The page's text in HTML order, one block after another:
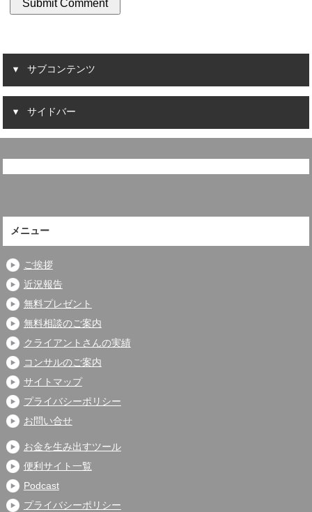
サブコンテンツ
サイドバー
メニュー
ご挨拶
近況報告
無料プレゼント
無料相談のご案内
クライアントさんの実績
コンサルのご案内
サイトマップ
プライバシーポリシー
お問い合せ
お金を生み出すツール
便利サイト一覧
Podcast
プライバシーポリシー